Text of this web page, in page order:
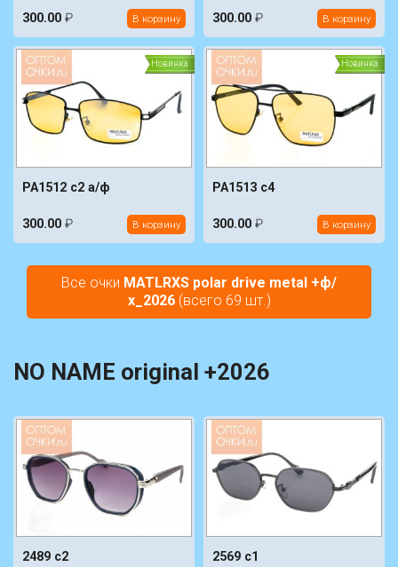
300.00 ₽ В корзину 300.00 ₽ В корзину
Новинка
PA1512 c2 а/ф
300.00 ₽ В корзину
Новинка
PA1513 c4
300.00 ₽ В корзину
Все очки MATLRXS polar drive metal +ф/
х_2026(всего 69 шт.)
NO NAME original +2026
2489 c2
2569 c1